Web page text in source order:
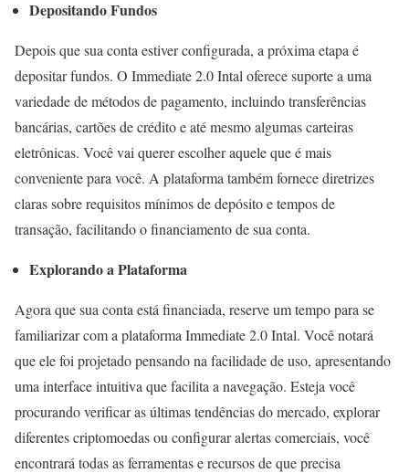
Depositando Fundos
Depois que sua conta estiver configurada, a próxima etapa é
depositar fundos. O Immediate 2.0 Intal oferece suporte a uma
variedade de métodos de pagamento, incluindo transferências
bancárias, cartões de crédito e até mesmo algumas carteiras
eletrônicas. Você vai querer escolher aquele que é mais
conveniente para você. A plataforma também fornece diretrizes
claras sobre requisitos mínimos de depósito e tempos de
transação, facilitando o financiamento de sua conta.
Explorando a Plataforma
Agora que sua conta está financiada, reserve um tempo para se
familiarizar com a plataforma Immediate 2.0 Intal. Você notará
que ele foi projetado pensando na facilidade de uso, apresentando
uma interface intuitiva que facilita a navegação. Esteja você
procurando verificar as últimas tendências do mercado, explorar
diferentes criptomoedas ou configurar alertas comerciais, você
encontrará todas as ferramentas e recursos de que precisa